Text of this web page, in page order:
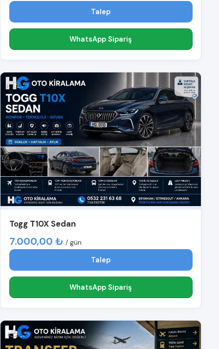
Talep
WhatsApp Sipariş
Togg T10X Sedan
7.000,00 ₺ / gün
Talep
WhatsApp Sipariş